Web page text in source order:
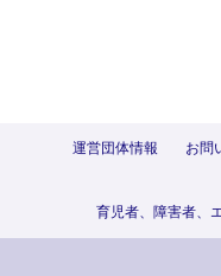
運営団体情報 お問
育児者、障害者、